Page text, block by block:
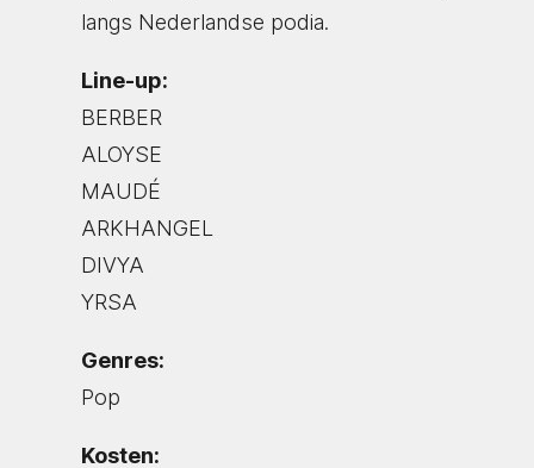
langs Nederlandse podia.
Line-up:
BERBER
ALOYSE
MAUDÉ
ARKHANGEL
DIVYA
YRSA
Genres:
Pop
Kosten: